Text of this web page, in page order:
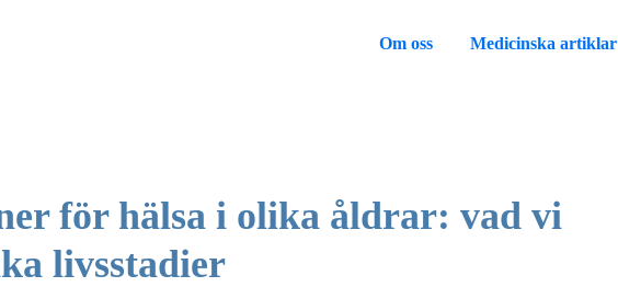
Om oss Medicinska artiklar
för hälsa i olika åldrar: vad vi
livsstadier